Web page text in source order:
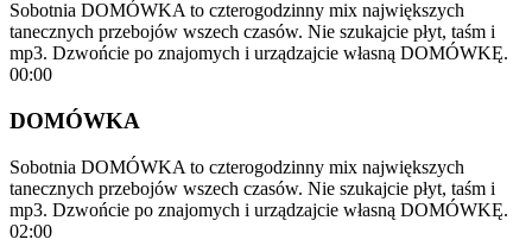
Sobotnia DOMÓWKA to czterogodzinny mix największych
tanecznych przebojów wszech czasów. Nie szukajcie płyt, taśm i
mp3. Dzwońcie po znajomych i urządzajcie własną DOMÓWKĘ.
00:00
DOMÓWKA
Sobotnia DOMÓWKA to czterogodzinny mix największych
tanecznych przebojów wszech czasów. Nie szukajcie płyt, taśm i
mp3. Dzwońcie po znajomych i urządzajcie własną DOMÓWKĘ.
02:00